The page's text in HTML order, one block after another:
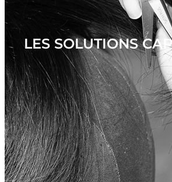
LES SOLUTIONS